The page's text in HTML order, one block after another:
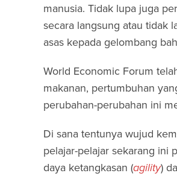
manusia. Tidak lupa juga
secara langsung atau tidak
asas kepada gelombang
World Economic Forum
makanan, pertumbuhan
perubahan-perubahan ini
Di sana tentunya wujud
pelajar-pelajar sekarang ini
daya ketangkasan (agility)